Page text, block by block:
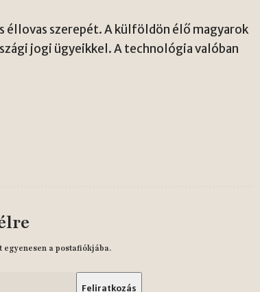
szerepét. A külföldön élő magyarok
jogi ügyeikkel. A technológia valóban
a postafiókjába.